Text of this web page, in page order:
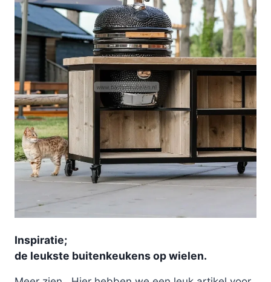
Inspiratie;
de leukste buitenkeukens op wielen.